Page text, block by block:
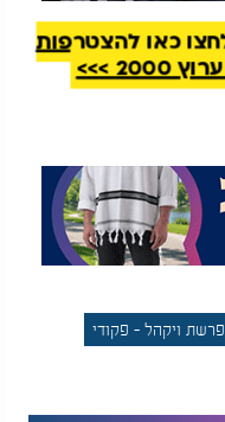
כאן להצטרפות
>>>
פרשת ויקהל - פקודי